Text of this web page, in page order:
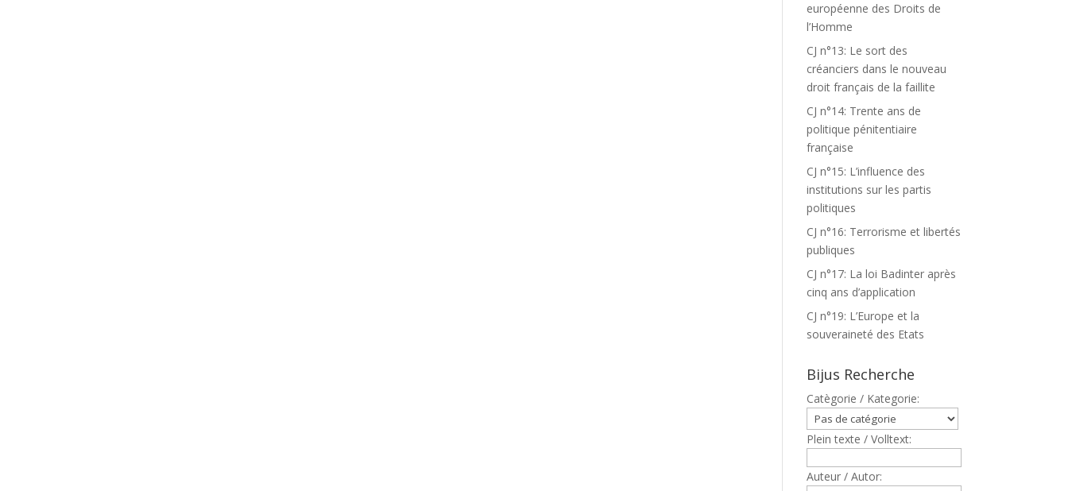
européenne des Droits de
l’Homme
CJ n°13: Le sort des
créanciers dans le nouveau
droit français de la faillite
CJ n°14: Trente ans de
politique pénitentiaire
française
CJ n°15: L’influence des
institutions sur les partis
politiques
CJ n°16: Terrorisme et libertés
publiques
CJ n°17: La loi Badinter après
cinq ans d’application
CJ n°19: L’Europe et la
souveraineté des Etats
Bijus Recherche
Catègorie / Kategorie:
Plein texte / Volltext:
Auteur / Autor: